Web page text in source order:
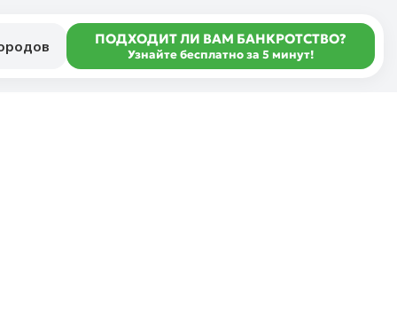
ПОДХОДИТ ЛИ ВАМ БАНКРОТСТВО?
Узнайте бесплатно за 5 минут!